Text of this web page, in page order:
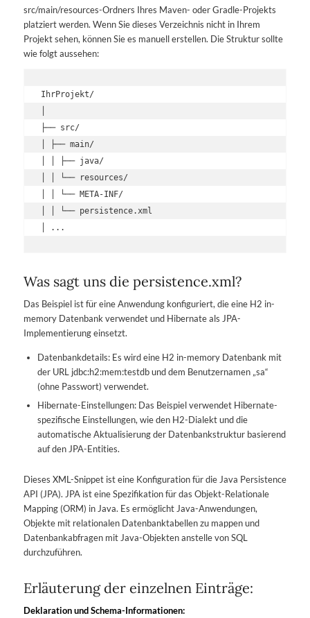
src/main/resources-Ordners Ihres Maven- oder Gradle-Projekts
platziert werden. Wenn Sie dieses Verzeichnis nicht in Ihrem
Projekt sehen, können Sie es manuell erstellen. Die Struktur sollte
wie folgt aussehen:
IhrProjekt/
├── src/
│ ├── main/
│ │ ├── java/
│ │ └── resources/
│ │ └── META-INF/
│ │ └── persistence.xml
│ ...
Was sagt uns die persistence.xml?
Das Beispiel ist für eine Anwendung konfiguriert, die eine H2 in-
memory Datenbank verwendet und Hibernate als JPA-
Implementierung einsetzt.
Datenbankdetails: Es wird eine H2 in-memory Datenbank mit
der URL jdbc:h2:mem:testdb und dem Benutzernamen „sa“
(ohne Passwort) verwendet.
Hibernate-Einstellungen: Das Beispiel verwendet Hibernate-
spezifische Einstellungen, wie den H2-Dialekt und die
automatische Aktualisierung der Datenbankstruktur basierend
auf den JPA-Entities.
Dieses XML-Snippet ist eine Konfiguration für die Java Persistence
API (JPA). JPA ist eine Spezifikation für das Objekt-Relationale
Mapping (ORM) in Java. Es ermöglicht Java-Anwendungen,
Objekte mit relationalen Datenbanktabellen zu mappen und
Datenbankabfragen mit Java-Objekten anstelle von SQL
durchzuführen.
Erläuterung der einzelnen Einträge:
Deklaration und Schema-Informationen: